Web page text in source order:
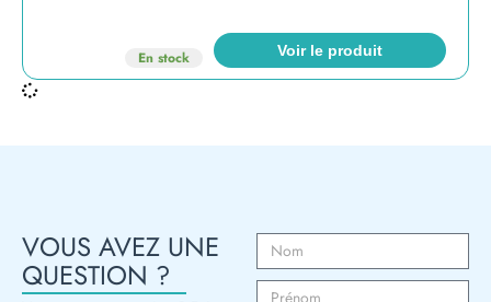
En stock Voir le produit
VOUS AVEZ UNE
QUESTION ?